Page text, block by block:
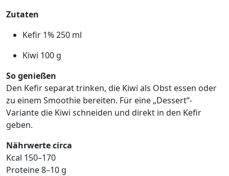
Zutaten
Kefir 1% 250 ml
Kiwi 100 g
So genießen
Den Kefir separat trinken, die Kiwi als Obst essen oder
zu einem Smoothie bereiten. Für eine „Dessert“-
Variante die Kiwi schneiden und direkt in den Kefir
geben.
Nährwerte circa
Kcal 150–170
Proteine 8–10 g